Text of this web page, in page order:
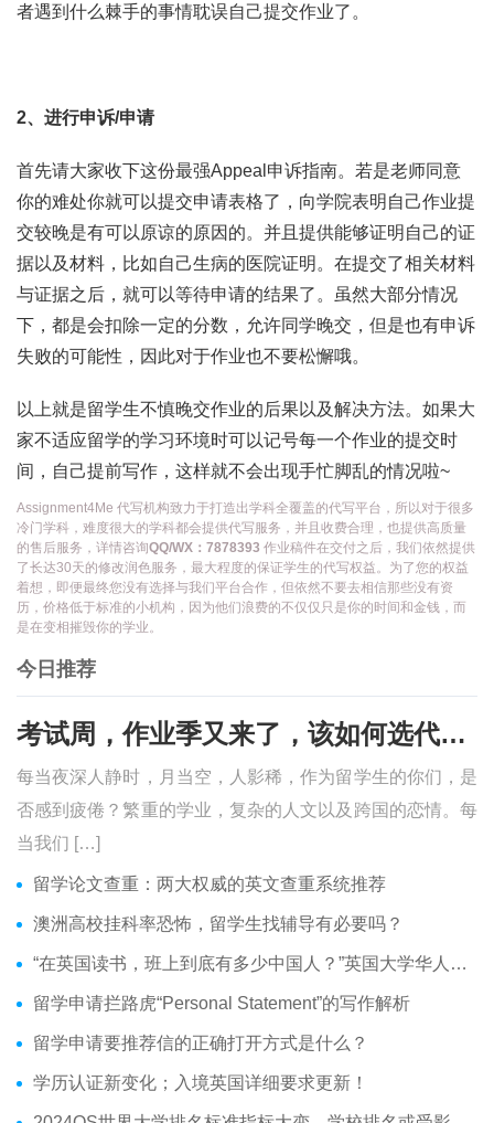
者遇到什么棘手的事情耽误自己提交作业了。
2、进行申诉/申请
首先请大家收下这份最强Appeal申诉指南。若是老师同意
你的难处你就可以提交申请表格了，向学院表明自己作业提
交较晚是有可以原谅的原因的。并且提供能够证明自己的证
据以及材料，比如自己生病的医院证明。在提交了相关材料
与证据之后，就可以等待申请的结果了。虽然大部分情况
下，都是会扣除一定的分数，允许同学晚交，但是也有申诉
失败的可能性，因此对于作业也不要松懈哦。
以上就是留学生不慎晚交作业的后果以及解决方法。如果大
家不适应留学的学习环境时可以记号每一个作业的提交时
间，自己提前写作，这样就不会出现手忙脚乱的情况啦~
Assignment4Me 代写机构致力于打造出学科全覆盖的代写平台，所以对于很多
冷门学科，难度很大的学科都会提供代写服务，并且收费合理，也提供高质量
的售后服务，详情咨询QQ/WX：7878393 作业稿件在交付之后，我们依然提供
了长达30天的修改润色服务，最大程度的保证学生的代写权益。为了您的权益
着想，即便最终您没有选择与我们平台合作，但依然不要去相信那些没有资
历，价格低于标准的小机构，因为他们浪费的不仅仅只是你的时间和金钱，而
是在变相摧毁你的学业。
今日推荐
考试周，作业季又来了，该如何选代写？便宜的代写、代考会有哪些问题？
每当夜深人静时，月当空，人影稀，作为留学生的你们，是
否感到疲倦？繁重的学业，复杂的人文以及跨国的恋情。每
当我们 […]
留学论文查重：两大权威的英文查重系统推荐
澳洲高校挂科率恐怖，留学生找辅导有必要吗？
“在英国读书，班上到底有多少中国人？”英国大学华人分布介绍
留学申请拦路虎“Personal Statement”的写作解析
留学申请要推荐信的正确打开方式是什么？
学历认证新变化；入境英国详细要求更新！